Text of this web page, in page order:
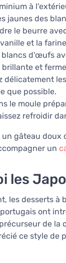
à
jaunes des
le beurre
et la
blancs d'œufs
brillante et
délicatement
que possible.
le moule
refroidir
gâteau doux
un
les
les desserts à
ont
de la
ce style de